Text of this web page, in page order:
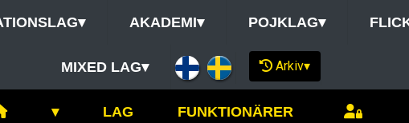
▾ AKADEMI▾ POJKLAG▾
MIXED LAG▾ Arkiv▾
▾ LAG FUNKTIONÄRER